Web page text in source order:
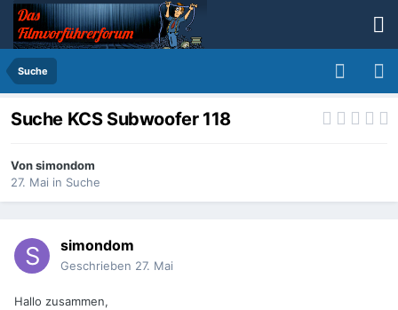
Suche
Suche KCS Subwoofer 118
Vonsimondom
27. Mai in Suche
simondom
Geschrieben 27. Mai
Hallo zusammen,